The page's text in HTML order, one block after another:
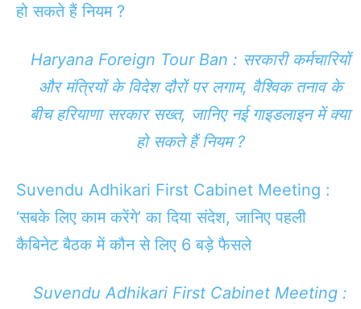
हो सकते हैं नियम ?
Haryana Foreign Tour Ban : सरकारी कर्मचारियों
और मंत्रियों के विदेश दौरों पर लगाम, वैश्विक तनाव के
बीच हरियाणा सरकार सख्त, जानिए नई गाइडलाइन में क्या
हो सकते हैं नियम ?
Suvendu Adhikari First Cabinet Meeting :
‘सबके लिए काम करेंगे’ का दिया संदेश, जानिए पहली
कैबिनेट बैठक में कौन से लिए 6 बड़े फैसले
Suvendu Adhikari First Cabinet Meeting :